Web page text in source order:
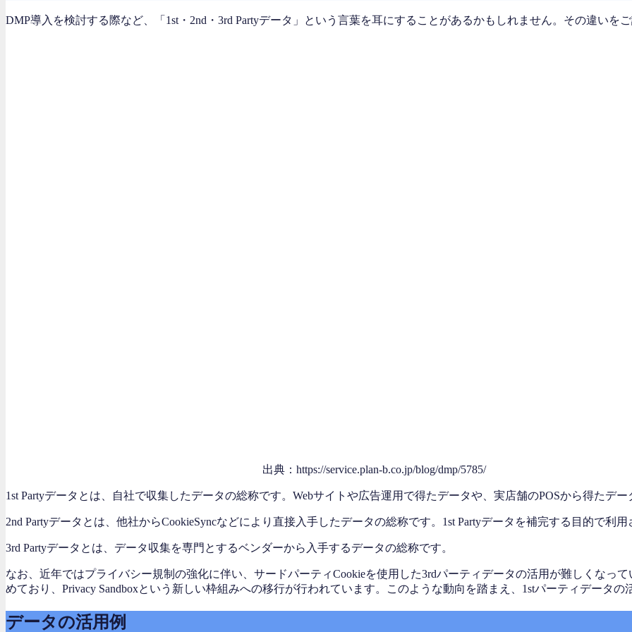
DMP導入を検討する際など、「1st・2nd・3rd Partyデータ」という言葉を耳にすることがあるかもしれません。その違いをご
出典：https://service.plan-b.co.jp/blog/dmp/5785/
1st Partyデータとは、自社で収集したデータの総称です。Webサイトや広告運用で得たデータや、実店舗のPOSから得たデー
2nd Partyデータとは、他社からCookieSyncなどにより直接入手したデータの総称です。1st Partyデータを補完する目的で利用
3rd Partyデータとは、データ収集を専門とするベンダーから入手するデータの総称です。
なお、近年ではプライバシー規制の強化に伴い、サードパーティCookieを使用した3rdパーティデータの活用が難しくなっ
めており、Privacy Sandboxという新しい枠組みへの移行が行われています。このような動向を踏まえ、1stパーティデータの
データの活用例